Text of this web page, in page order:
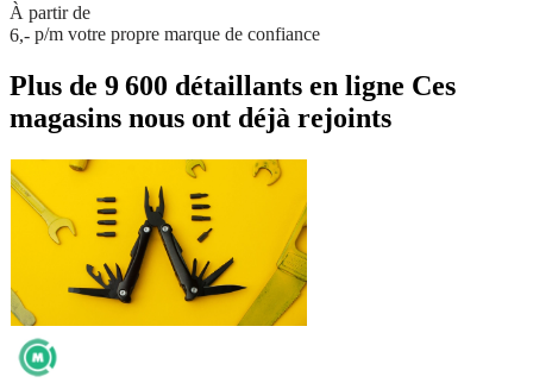
À partir de
6,- p/m votre propre marque de confiance
Plus de 9 600 détaillants en ligne Ces
magasins nous ont déjà rejoints